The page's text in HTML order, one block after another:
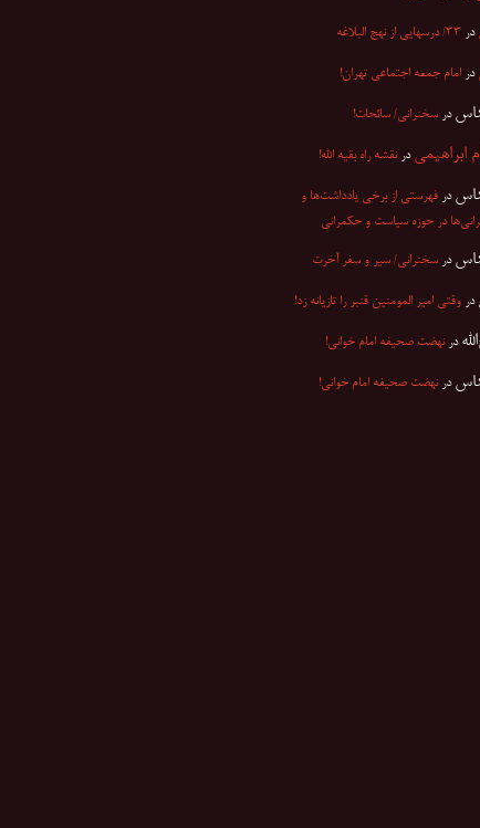
در ۳۳/ درسهایی از نهج البلاغه
در امام جمعه اجتماعی تهران!
در سخنرانی/ سائحات!
ابراهیمی درنقشه راه بقیه الله!
در فهرستی از برخی یادداشت‌ها و
در حوزه سیاست و حکمرانی
در سخنرانی/ سیر و سفر آخرت
در وقتی امیر المومنین قنبر را تازیانه زد!
درنهضت صحیفه امام خوانی!
درنهضت صحیفه امام خوانی!